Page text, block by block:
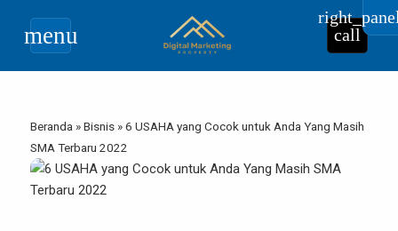
menu call
Beranda »Bisnis »6 USAHA yang Cocok untuk Anda Yang Masih
SMA Terbaru 2022